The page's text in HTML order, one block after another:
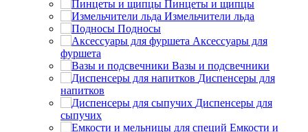
Пинцеты и щипцы
Измельчители льда
Подносы
Аксессуары для
фуршета
Вазы и подсвечники
Диспенсеры для
напитков
Диспенсеры для
сыпучих
Емкости и